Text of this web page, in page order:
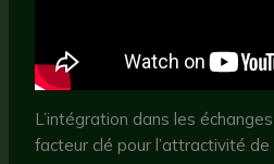
L’intégration dans les
facteur clé pour l’attractivité de